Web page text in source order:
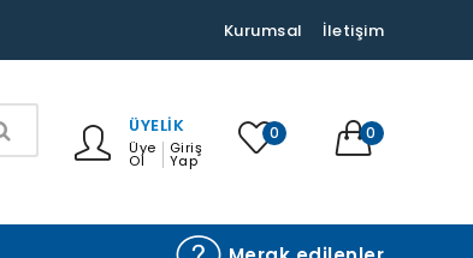
Kurumsal İletişim
ÜYELIK
Üye
Ol
Giriş
Yap
0 0